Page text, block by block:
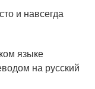
и навсегда
языке
на русский